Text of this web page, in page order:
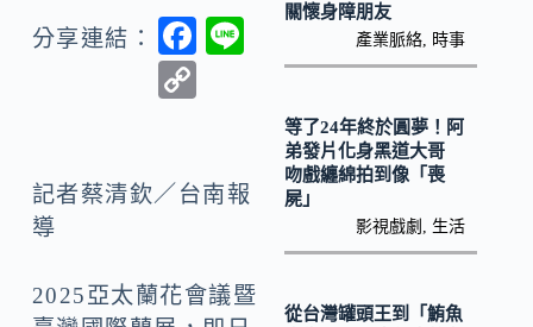
分享連結：
F
o
y
k
記者蔡清欽／台南報
導
2025亞太蘭花會議暨
關懷身障朋友
產業脈絡 時事
等了24年終於圓夢！阿
弟發片化身黑道大哥
吻戲纏綿拍到像「喪
屍」
影視戲劇 生活
從台灣罐頭王到「鮪魚